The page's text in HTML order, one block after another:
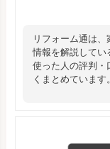
リフォーム通は
情報を解説してい
使った人の評判・
くまとめています